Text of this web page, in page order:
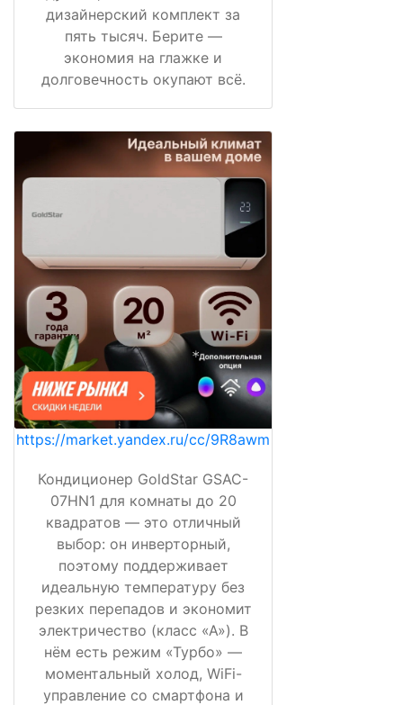
дизайнерский комплект за
пять тысяч. Берите —
экономия на глажке и
долговечность окупают всё.
https://market.yandex.ru/cc/9R8awm
Кондиционер GoldStar GSAC-
07HN1 для комнаты до 20
квадратов — это отличный
выбор: он инверторный,
поэтому поддерживает
идеальную температуру без
резких перепадов и экономит
электричество (класс «А»). В
нём есть режим «Турбо» —
моментальный холод, WiFi-
управление со смартфона и